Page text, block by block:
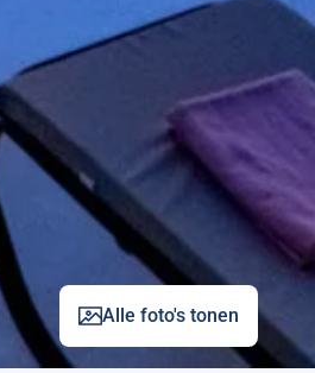
Alle foto's tonen